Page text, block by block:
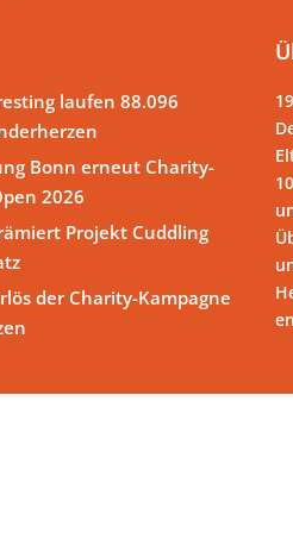
laufen 88.096
Bonn erneut Charity-
2026
Projekt Cuddling
der Charity-Kampagne